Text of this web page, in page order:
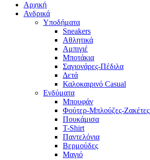
Αρχική
Ανδρικά
Υποδήματα
Sneakers
Αθλητικά
Αμπιγιέ
Μποτάκια
Σαγιονάρες-Πέδιλα
Δετά
Καλοκαιρινό Casual
Ενδύματα
Μπουφάν
Φούτερ-Μπλούζες-Ζακέτες
Πουκάμισα
T-Shirt
Παντελόνια
Βερμούδες
Μαγιό